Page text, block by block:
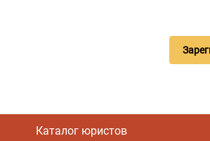
Каталог юристов